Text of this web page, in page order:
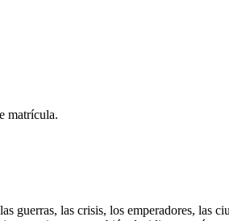
matrícula.
las crisis, los emperadores, las